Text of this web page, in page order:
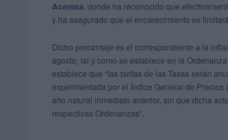
Acemsa, donde ha reconocido que
y ha asegurado que el encarecimiento se
Dicho porcentaje es el correspondiente a la
agosto, tal y como se establece en la
establece que “las tarifas de las Tasas serán
experimentada por el Índice General de
año natural inmediato anterior, sin que dicha
respectivas Ordenanzas”.